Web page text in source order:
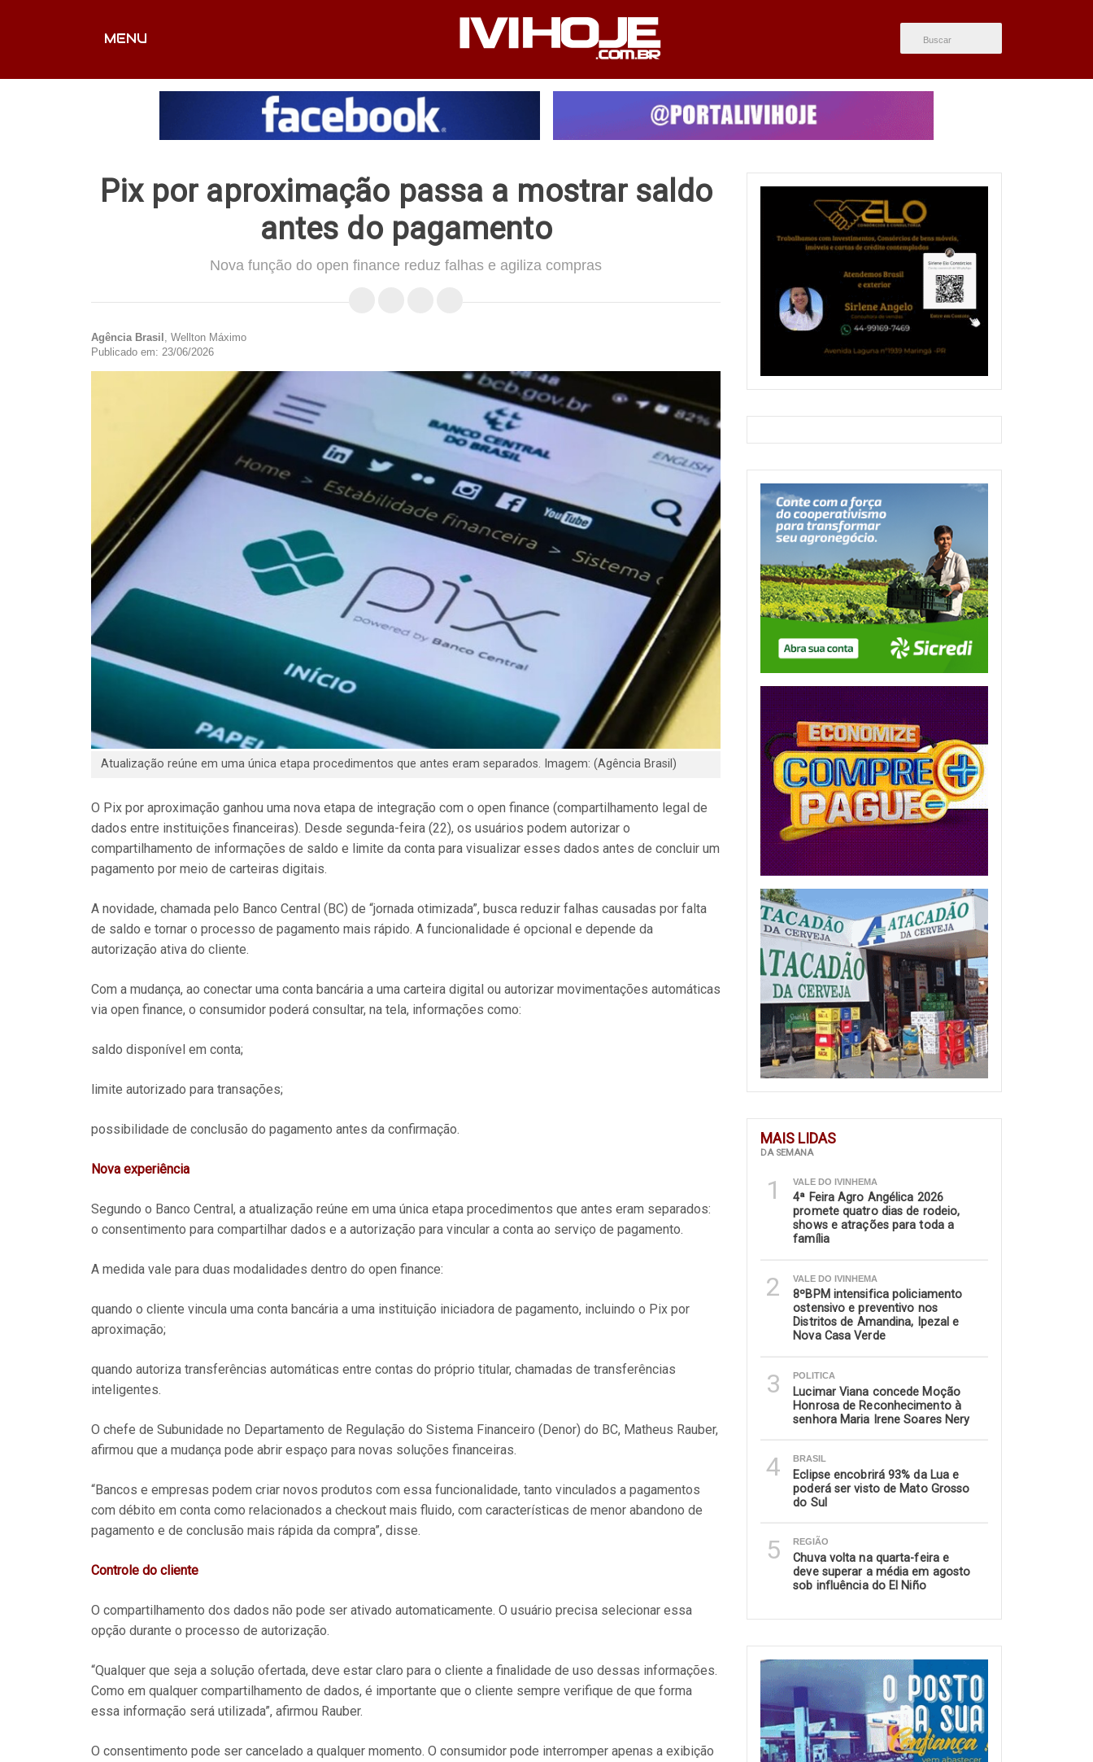
MENU
FALE CONOSCO
Pix por aproximação passa a mostrar saldo
antes do pagamento
Nova função do open finance reduz falhas e agiliza compras
MAIS LIDAS
DA SEMANA
1 VALE DO IVINHEMA
4ª Feira Agro Angélica 2026
promete quatro dias de rodeio,
shows e atrações para toda a
família
2 VALE DO IVINHEMA
8ºBPM intensifica policiamento
ostensivo e preventivo nos
Distritos de Amandina, Ipezal e
Nova Casa Verde
3 POLITICA
Lucimar Viana concede Moção
Honrosa de Reconhecimento à
senhora Maria Irene Soares Nery
4 BRASIL
Eclipse encobrirá 93% da Lua e
poderá ser visto de Mato Grosso
do Sul
5 REGIÃO
Chuva volta na quarta-feira e
deve superar a média em agosto
sob influência do El Niño
Agência Brasil , Wellton Máximo
Publicado em: 23/06/2026
Atualização reúne em uma única etapa procedimentos que antes eram separados. Imagem: (Agência Brasil)
O Pix por aproximação ganhou uma nova etapa de integração com o open finance (compartilhamento legal de
dados entre instituições financeiras). Desde segunda-feira (22), os usuários podem autorizar o
compartilhamento de informações de saldo e limite da conta para visualizar esses dados antes de concluir um
pagamento por meio de carteiras digitais.
A novidade, chamada pelo Banco Central (BC) de “jornada otimizada”, busca reduzir falhas causadas por falta
de saldo e tornar o processo de pagamento mais rápido. A funcionalidade é opcional e depende da
autorização ativa do cliente.
Com a mudança, ao conectar uma conta bancária a uma carteira digital ou autorizar movimentações automáticas
via open finance, o consumidor poderá consultar, na tela, informações como:
saldo disponível em conta;
limite autorizado para transações;
possibilidade de conclusão do pagamento antes da confirmação.
Nova experiência
Segundo o Banco Central, a atualização reúne em uma única etapa procedimentos que antes eram separados:
o consentimento para compartilhar dados e a autorização para vincular a conta ao serviço de pagamento.
A medida vale para duas modalidades dentro do open finance:
quando o cliente vincula uma conta bancária a uma instituição iniciadora de pagamento, incluindo o Pix por
aproximação;
quando autoriza transferências automáticas entre contas do próprio titular, chamadas de transferências
inteligentes.
O chefe de Subunidade no Departamento de Regulação do Sistema Financeiro (Denor) do BC, Matheus Rauber,
afirmou que a mudança pode abrir espaço para novas soluções financeiras.
“Bancos e empresas podem criar novos produtos com essa funcionalidade, tanto vinculados a pagamentos
com débito em conta como relacionados a checkout mais fluido, com características de menor abandono de
pagamento e de conclusão mais rápida da compra”, disse.
Controle do cliente
O compartilhamento dos dados não pode ser ativado automaticamente. O usuário precisa selecionar essa
opção durante o processo de autorização.
“Qualquer que seja a solução ofertada, deve estar claro para o cliente a finalidade de uso dessas informações.
Como em qualquer compartilhamento de dados, é importante que o cliente sempre verifique de que forma
essa informação será utilizada”, afirmou Rauber.
O consentimento pode ser cancelado a qualquer momento. O consumidor pode interromper apenas a exibição